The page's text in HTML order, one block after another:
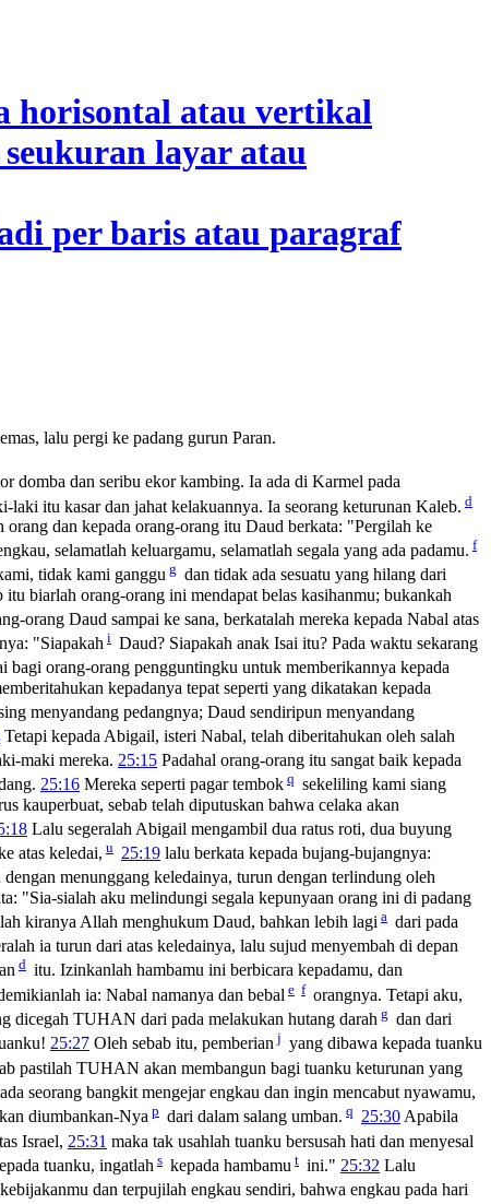
lalu pergi ke padang gurun Paran.
domba dan seribu ekor kambing. Ia ada di Karmel pada
laki itu kasar dan jahat kelakuannya. Ia seorang keturunan Kaleb. d
orang dan kepada orang-orang itu Daud berkata: "Pergilah ke
selamatlah keluargamu, selamatlah segala yang ada padamu. f
tidak kami ganggu g dan tidak ada sesuatu yang hilang dari
biarlah orang-orang ini mendapat belas kasihanmu; bukankah
orang Daud sampai ke sana, berkatalah mereka kepada Nabal atas
"Siapakah i Daud? Siapakah anak Isai itu? Pada waktu sekarang
bagi orang-orang pengguntingku untuk memberikannya kepada
kepadanya tepat seperti yang dikatakan kepada
menyandang pedangnya; Daud sendiripun menyandang
Tetapi kepada Abigail, isteri Nabal, telah diberitahukan oleh salah
maki mereka. 25:15 Padahal orang-orang itu sangat baik kepada
25:16 Mereka seperti pagar tembok q sekeliling kami siang
kauperbuat, sebab telah diputuskan bahwa celaka akan
Lalu segeralah Abigail mengambil dua ratus roti, dua buyung
atas keledai, u 25:19 lalu berkata kepada bujang-bujangnya:
menunggang keledainya, turun dengan terlindung oleh
"Sia-sialah aku melindungi segala kepunyaan orang ini di padang
kiranya Allah menghukum Daud, bahkan lebih lagi a dari pada
ia turun dari atas keledainya, lalu sujud menyembah di depan
d itu. Izinkanlah hambamu ini berbicara kepadamu, dan
ia: Nabal namanya dan bebal e f orangnya. Tetapi aku,
dicegah TUHAN dari pada melakukan hutang darahg dan dari
25:27 Oleh sebab itu, pemberian j yang dibawa kepada tuanku
pastilah TUHAN akan membangun bagi tuanku keturunan yang
seorang bangkit mengejar engkau dan ingin mencabut nyawamu,
diumbankan-Nya p dari dalam salang umban. q 25:30Apabila
Israel, 25:31 maka tak usahlah tuanku bersusah hati dan menyesal
tuanku, ingatlah s kepada hambamu t ini." 25:32 Lalu
dan terpujilah engkau sendiri, bahwa engkau pada hari